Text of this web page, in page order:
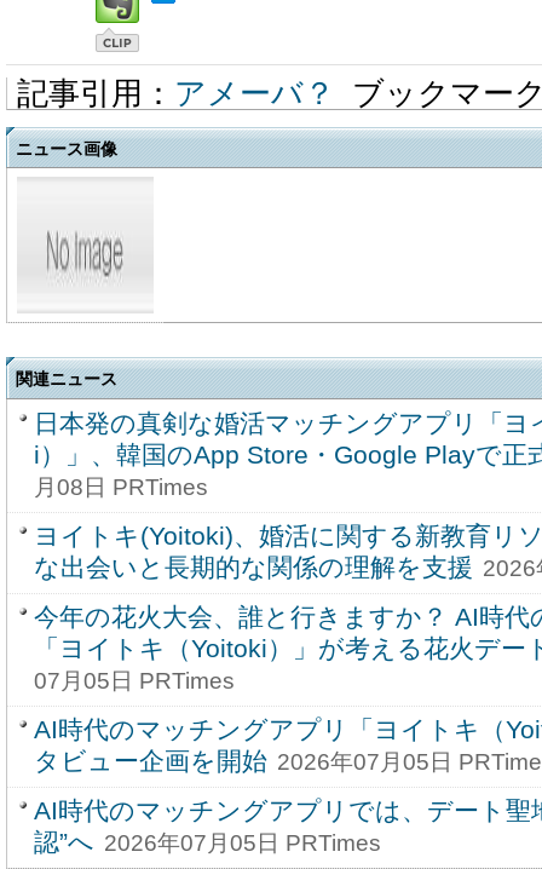
記事引用： アメーバ？ ブックマー
ニュース画像
関連ニュース
日本発の真剣な婚活マッチングアプリ「ヨ
i）」、韓国のApp Store・Google Playで正
月08日 PRTimes
ヨイトキ(Yoitoki)、婚活に関する新教育リ
な出会いと長期的な関係の理解を支援 2026
今年の花火大会、誰と行きますか？ AI時
「ヨイトキ（Yoitoki）」が考える花火デー
07月05日 PRTimes
AI時代のマッチングアプリ「ヨイトキ（
タビュー企画を開始 2026年07月05日
AI時代のマッチングアプリでは、デート聖
認”へ 2026年07月05日 PRTimes